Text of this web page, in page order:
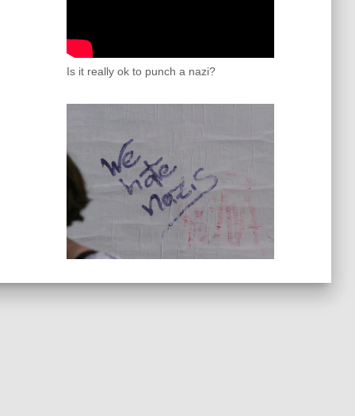
Is it really ok to punch a nazi?